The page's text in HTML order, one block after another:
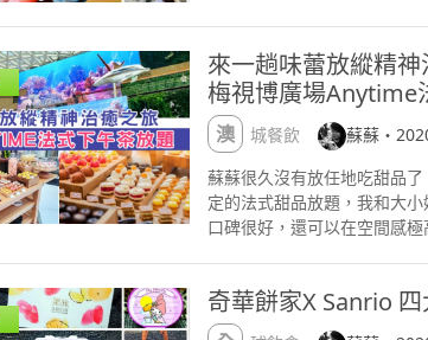
聯絡及邀約
這個時代，這個時刻，作為
該怎麼去閱歷自己的經歷。
蹈、文字、畫作、音樂等融入
舞蹈員和我在音樂上的表達方
音樂可不可以弄得高一些？」
一段音樂的旋律再調整至高
富一些 比喻說多加一把大提
我是對的。 繪畫創作歐陽佩
會時，大家已經來了一個很
伍家怡 印象最深刻的是第一
的過程中曾經經歷過的、對自
蛋細膩可口，裡面還有意式
個月熟成Vacche Rosse巴馬
愛。 第三道菜也是有兩個選
Acquerello飯，蘇蘇也是選了
為這是以法國Bordier木桶手
製作的意大利全蛋幼麵，1公
意大利麵蛋味濃郁、口感筋
道和第五道都是主菜，包括
露 烤珠雞 珠雞 什麼是珠雞
多，不過是品質好的肉質，
蔔和黑松露一起來吃，更俱風
是由太陽能裝置點燃的，十分
孩子的畫作，原來是多屆「永
獎學生作品，很有意思啊 蝶
澳門幣388元兩位（配兩杯健
元兩位（配法國黛拉夢白中
費 咖啡苑 地址 澳門永利酒店 電話
玩樂、美容、潮流、旅遊、演
時尚生活網站的專欄內，詳
落』
下午4時亦有《小心輕放 創
朋友們來3場藝術演出放鬆一
去，大家繼續工作之餘可以
然是身體健康、平平安安。
中午12時 晚上10時播放連結 facebook.comhkaf.at.taikwun 因為
「網上見」反應十分熱烈，但
以大館決定加推限時網上重
《米羅實驗室》Miroacute;
httpsgo.hkaf.orgOBt2WV
重溫
httpsgo.hkaf.orgtzMLE3 《
多會拿起手機隨手滑、看看
電視劇等，其實除了手機以
的同時又不會影響旁人。 來
計的SUDIO，是蘇蘇近年的
了，發現相比其他品牌同價位
的，因為SUDIO大部份生產
機都是最好的質量。 最近蘇
拆包裹是最開心的時刻，當
的時間郵寄到你指定的地址
能，有效降低環境音，在任
質，同時 Elva 使用的特殊線
來一趟味蕾放縱精
梅視博廣場Anytime
澳城餐飲
蘇蘇・
蘇蘇很久沒有放任地吃甜品
定的法式甜品放題，我和大
口碑很好，還可以在空間感
東站下車出閘後轉右坐升降
了，相當方便。 進入酒店後
奇華餅家X Sanrio